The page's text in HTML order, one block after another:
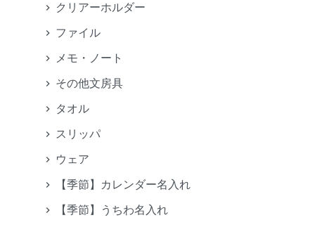
クリアーホルダー
ファイル
メモ・ノート
その他文房具
タオル
スリッパ
ウェア
【季節】カレンダー名入れ
【季節】うちわ名入れ